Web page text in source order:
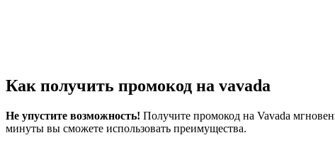
Как получить промокод на vavada
Не упустите возможность! Получите промокод на Vavada
минуты вы сможете использовать преимущества.